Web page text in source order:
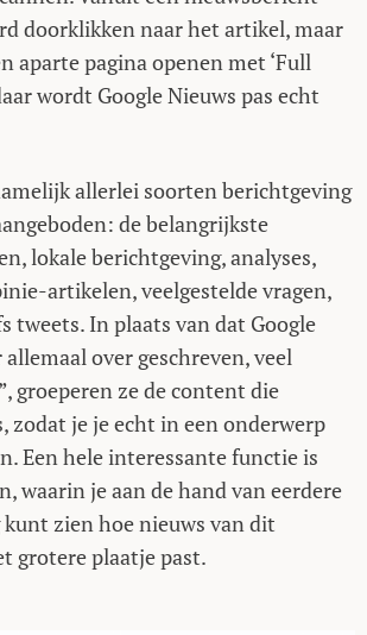
doorklikken naar het artikel, maar
aparte pagina openen met ‘Full
wordt Google Nieuws pas echt
allerlei soorten berichtgeving
de belangrijkste
lokale berichtgeving, analyses,
artikelen, veelgestelde vragen,
tweets. In plaats van dat Google
over geschreven, veel
groeperen ze de content die
zodat je je echt in een onderwerp
Een hele interessante functie is
waarin je aan de hand van eerdere
zien hoe nieuws van dit
grotere plaatje past.